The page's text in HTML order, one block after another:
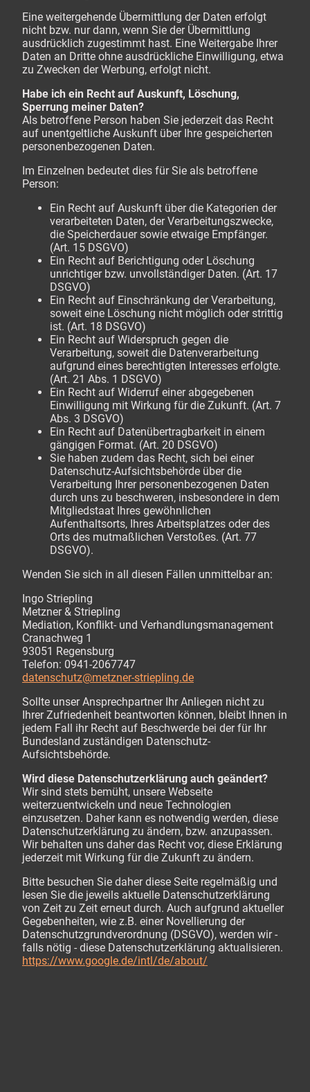
Eine weitergehende Übermittlung der Daten erfolgt
nicht bzw. nur dann, wenn Sie der Übermittlung
ausdrücklich zugestimmt hast. Eine Weitergabe Ihrer
Daten an Dritte ohne ausdrückliche Einwilligung, etwa
zu Zwecken der Werbung, erfolgt nicht.
Habe ich ein Recht auf Auskunft, Löschung,
Sperrung meiner Daten?
Als betroffene Person haben Sie jederzeit das Recht
auf unentgeltliche Auskunft über Ihre gespeicherten
personenbezogenen Daten.
Im Einzelnen bedeutet dies für Sie als betroffene
Person:
Ein Recht auf Auskunft über die Kategorien der
verarbeiteten Daten, der Verarbeitungszwecke,
die Speicherdauer sowie etwaige Empfänger.
(Art. 15 DSGVO)
Ein Recht auf Berichtigung oder Löschung
unrichtiger bzw. unvollständiger Daten. (Art. 17
DSGVO)
Ein Recht auf Einschränkung der Verarbeitung,
soweit eine Löschung nicht möglich oder strittig
ist. (Art. 18 DSGVO)
Ein Recht auf Widerspruch gegen die
Verarbeitung, soweit die Datenverarbeitung
aufgrund eines berechtigten Interesses erfolgte.
(Art. 21 Abs. 1 DSGVO)
Ein Recht auf Widerruf einer abgegebenen
Einwilligung mit Wirkung für die Zukunft. (Art. 7
Abs. 3 DSGVO)
Ein Recht auf Datenübertragbarkeit in einem
gängigen Format. (Art. 20 DSGVO)
Sie haben zudem das Recht, sich bei einer
Datenschutz-Aufsichtsbehörde über die
Verarbeitung Ihrer personenbezogenen Daten
durch uns zu beschweren, insbesondere in dem
Mitgliedstaat Ihres gewöhnlichen
Aufenthaltsorts, Ihres Arbeitsplatzes oder des
Orts des mutmaßlichen Verstoßes. (Art. 77
DSGVO).
Wenden Sie sich in all diesen Fällen unmittelbar an:
Ingo Striepling
Metzner & Striepling
Mediation, Konflikt- und Verhandlungsmanagement
Cranachweg 1
93051 Regensburg
Telefon: 0941-2067747
datenschutz@metzner-striepling.de
Sollte unser Ansprechpartner Ihr Anliegen nicht zu
Ihrer Zufriedenheit beantworten können, bleibt Ihnen in
jedem Fall ihr Recht auf Beschwerde bei der für Ihr
Bundesland zuständigen Datenschutz-
Aufsichtsbehörde.
Wird diese Datenschutzerklärung auch geändert?
Wir sind stets bemüht, unsere Webseite
weiterzuentwickeln und neue Technologien
einzusetzen. Daher kann es notwendig werden, diese
Datenschutzerklärung zu ändern, bzw. anzupassen.
Wir behalten uns daher das Recht vor, diese Erklärung
jederzeit mit Wirkung für die Zukunft zu ändern.
Bitte besuchen Sie daher diese Seite regelmäßig und
lesen Sie die jeweils aktuelle Datenschutzerklärung
von Zeit zu Zeit erneut durch. Auch aufgrund aktueller
Gegebenheiten, wie z.B. einer Novellierung der
Datenschutzgrundverordnung (DSGVO), werden wir -
falls nötig - diese Datenschutzerklärung aktualisieren.
https://www.google.de/intl/de/about/